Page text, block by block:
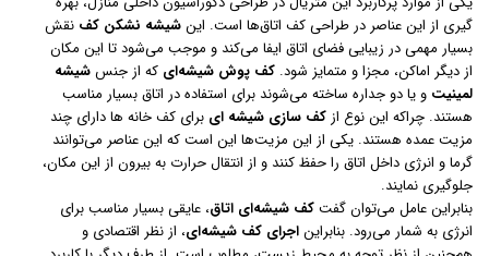
گیری از این عناصر در طراحی کف اتاق‌ها است. اینشیشه نشکن کف نقش
بسیار مهمی در زیبایی فضای اتاق ایفا می‌کند و موجب می‌شود تا این مکان
از دیگر اماکن، مجزا و متمایز شود. کف‌ پوش شیشه‌ای که از جنسشیشه
لمینیت و یا دو جداره ساخته می‌شوند برای استفاده در اتاق بسیار مناسب
هستند. چراکه این نوع ازکف سازی شیشه ای برای کف خانه ها دارای چند
مزیت عمده هستند. یکی از این مزیت‌ها این است که این عناصر می‌توانند
گرما و انرژی داخل اتاق را حفظ کنند و از انتقال حرارت به بیرون از این مکان،
جلوگیری نمایند.
بنابراین عامل می‌توان گفتکف شیشه‌ای اتاق، عایقی بسیار مناسب برای
انرژی به شمار می‌رود. بنابرایناجرای کف شیشه‌ای، از نظر اقتصادی و